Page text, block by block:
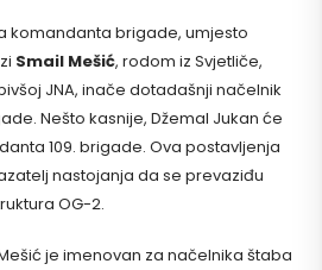
komandanta brigade, umjesto
Smail Mešić, rodom iz Svjetliče,
JNA, inače dotadašnji načelnik
Nešto kasnije, Džemal Jukan će
109. brigade. Ova postavljenja
nastojanja da se prevaziđu
OG-2.
je imenovan za načelnika štaba